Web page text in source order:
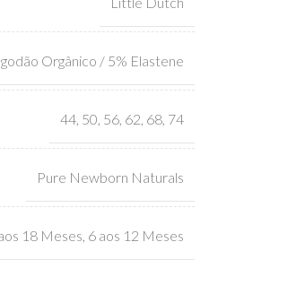
Orgânico / 5% Elastene
44, 50 56, 62 68, 74
Pure Newborn Naturals
18 Meses 6 aos 12 Meses